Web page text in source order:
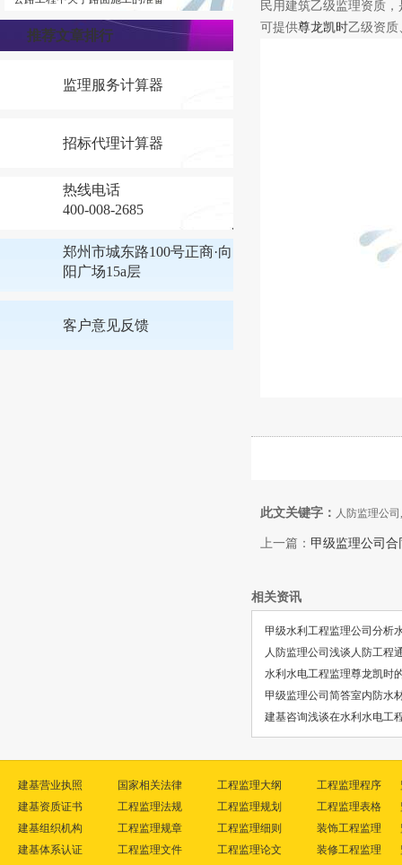
推荐文章排行
监理服务计算器
招标代理计算器
热线电话
400-008-2685
郑州市城东路100号正商·向
阳广场15a层
客户意见反馈
民用建筑乙级监理资质
可提供尊龙凯时乙级资
此文关键字： 人防监理公
上一篇： 甲级监理公司
相关资讯
甲级水利工程监理公司分析
人防监理公司浅谈人防工程
水利水电工程监理尊龙凯时
甲级监理公司简答室内防水
建基咨询浅谈在水利水电工
建基营业执照
建基资质证书
建基组织机构
建基体系认证
国家相关法律
工程监理法规
工程监理规章
工程监理文件
工程监理大纲
工程监理规划
工程监理细则
工程监理论文
工程监理程序
工程监理表格
装饰工程监理
装修工程监理